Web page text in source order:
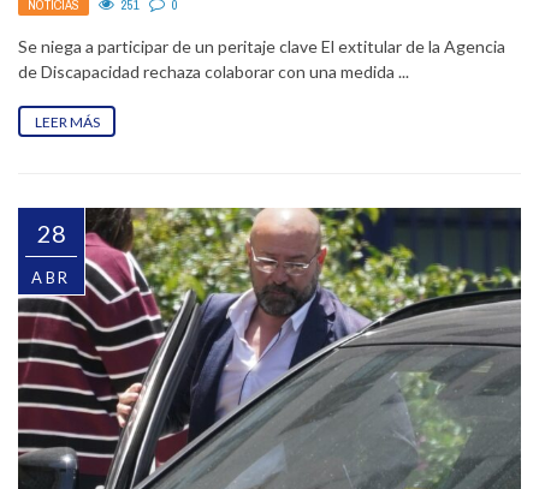
NOTICIAS 251 0
Se niega a participar de un peritaje clave El extitular de la Agencia
de Discapacidad rechaza colaborar con una medida ...
LEER MÁS
28
ABR